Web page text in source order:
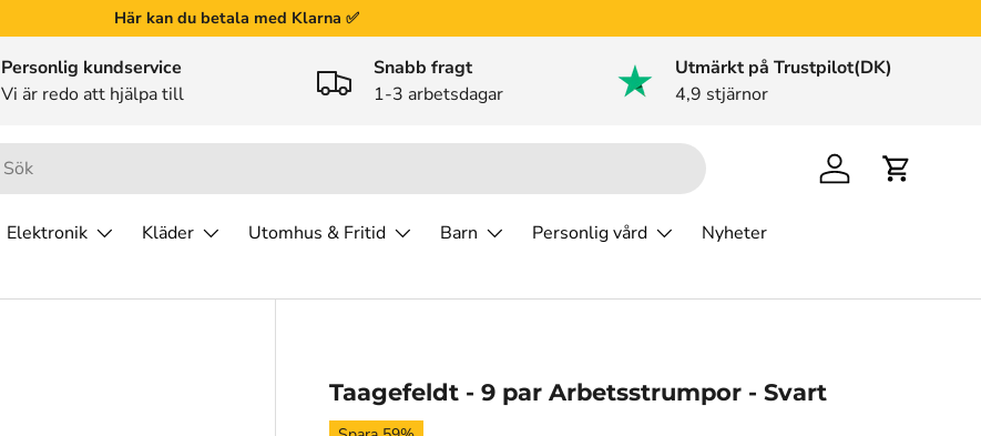
Här kan du betala med Klarna ✅
Personlig kundservice
Vi är redo att hjälpa till
Snabb fragt
1-3 arbetsdagar
Utmärkt på Trustpilot(DK)
4,9 stjärnor
Logga inVarukorg
Elektronik Kläder Utomhus & Fritid Barn Personlig vård
Nyheter
Taagefeldt - 9 par Arbetsstrumpor - Svart